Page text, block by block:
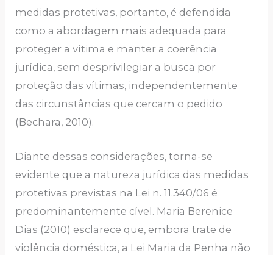
medidas protetivas, portanto, é defendida
como a abordagem mais adequada para
proteger a vítima e manter a coerência
jurídica, sem desprivilegiar a busca por
proteção das vítimas, independentemente
das circunstâncias que cercam o pedido
(Bechara, 2010).
Diante dessas considerações, torna-se
evidente que a natureza jurídica das medidas
protetivas previstas na Lei n. 11.340/06 é
predominantemente cível. Maria Berenice
Dias (2010) esclarece que, embora trate de
violência doméstica, a Lei Maria da Penha não